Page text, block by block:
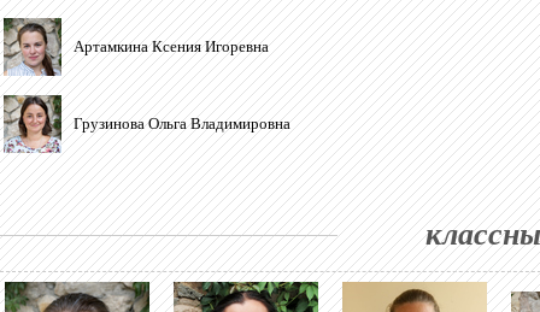
Артамкина Ксения Игоревна
Грузинова Ольга Владимировна